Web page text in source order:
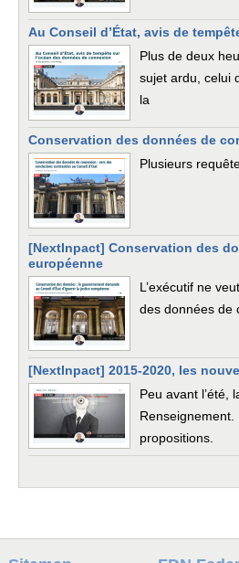
Au Conseil d’État, avis de
Plus de deux
sujet ardu, celui
la
Conservation des données de
Plusieurs
[NextInpact] Conservation des
européenne
L’exécutif ne
des données de
[NextInpact] 2015-2020, les
Peu avant l’été,
propositions.